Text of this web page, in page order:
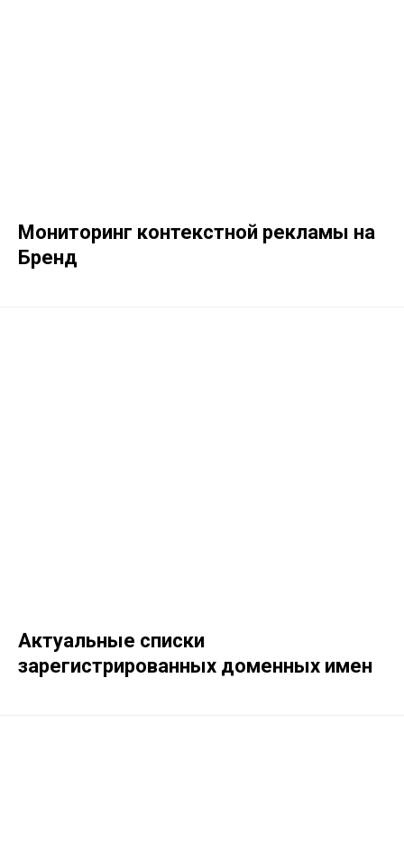
Мониторинг контекстной рекламы на
Бренд
Актуальные списки
зарегистрированных доменных имен